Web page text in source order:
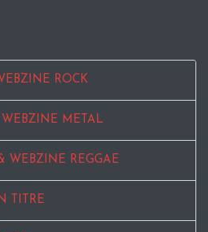
ROCK
METAL
WEBZINE REGGAE
TITRE